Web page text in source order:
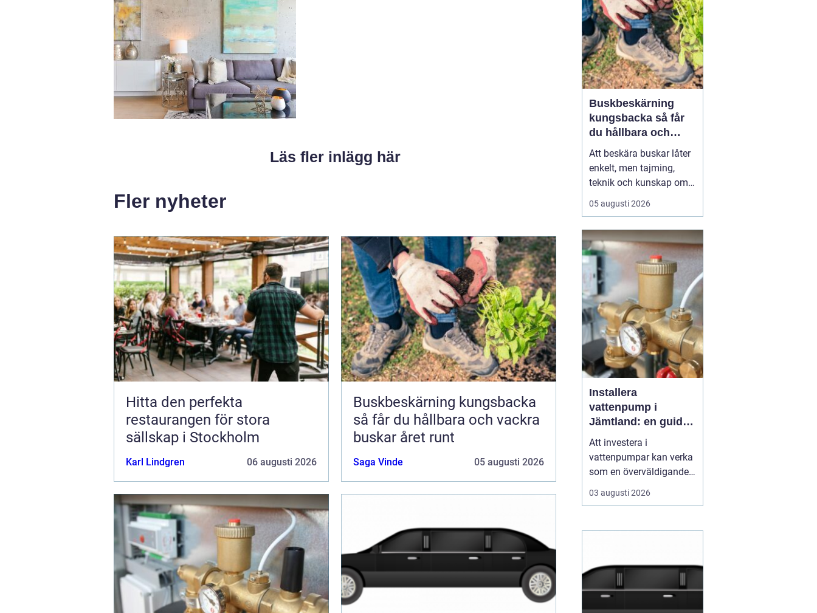
Läs fler inlägg här
Fler nyheter
Hitta den perfekta
restaurangen för stora
sällskap i Stockholm
Karl Lindgren 06 augusti 2026
Buskbeskärning kungsbacka
så får du hållbara och vackra
buskar året runt
Saga Vinde 05 augusti 2026
Buskbeskärning
kungsbacka så får
du hållbara och
vackra buskar året
runt
Att beskära buskar låter
enkelt, men tajming,
teknik och kunskap om
varje arts behov avgör
resultatet. I Kungsbacka,
och ibland tunga
snölaster, ställs lite extra
krav på både planering
och utförande. Rätt
beskärning ger friskar...
05 augusti 2026
Installera
vattenpump i
Jämtland: en guide
till hållbara och
effektiva lösningar
Att investera i
vattenpumpar kan verka
som en överväldigande
uppgift, speciellt om
man bor i ett så unikt
som Jämtland. Med sitt
viktigt att v&...
03 augusti 2026